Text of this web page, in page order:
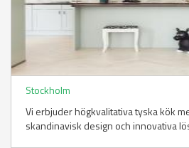
Stockholm
Vi erbjuder högkvalitativa tyska kök
skandinavisk design och innovativa